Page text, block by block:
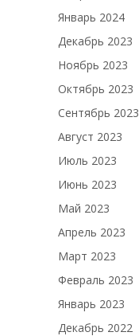
Январь 2024
Декабрь 2023
Ноябрь 2023
Октябрь 2023
Сентябрь 2023
Август 2023
Июль 2023
Июнь 2023
Май 2023
Апрель 2023
Март 2023
Февраль 2023
Январь 2023
Декабрь 2022